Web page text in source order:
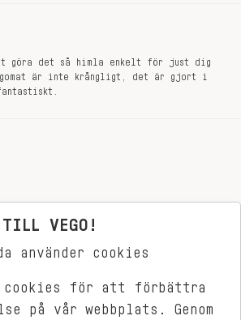
att göra det så himla enkelt för just dig
är inte krångligt, det är gjort i
TILL VEGO!
använder cookies
cookies för att förbättra
på vår webbplats. Genom